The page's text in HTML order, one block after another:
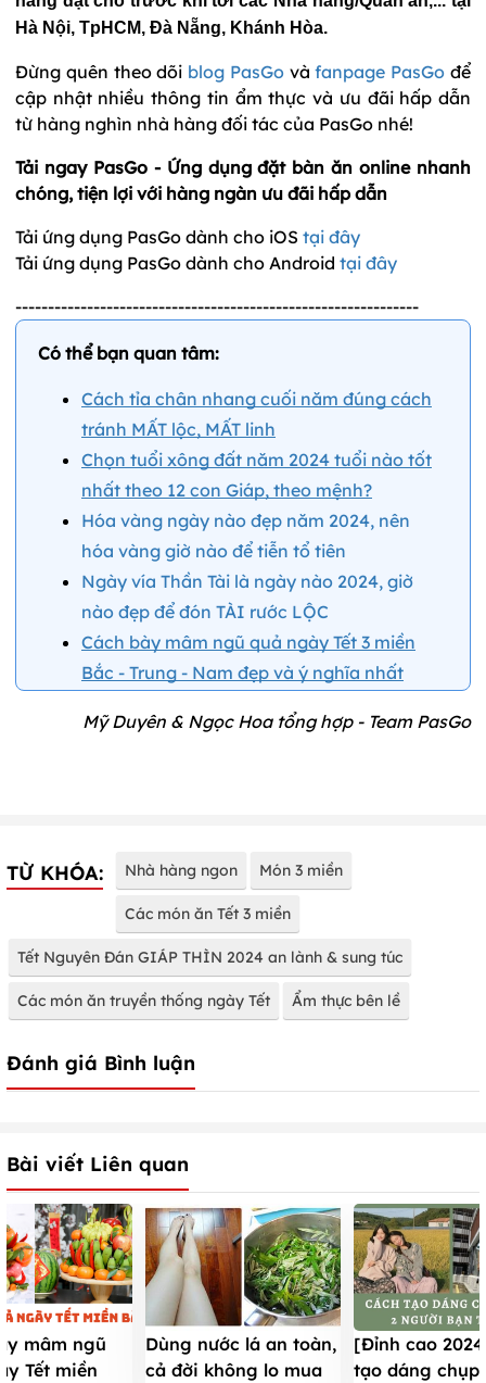
Hà Nội, TpHCM, Đà Nẵng, Khánh Hòa.
Đừng quên theo dõi blog PasGovàfanpage PasGo để
cập nhật nhiều thông tin ẩm thực và ưu đãi hấp dẫn
từ hàng nghìn nhà hàng đối tác của PasGo nhé!
Tải ngay PasGo - Ứng dụng đặt bàn ăn online nhanh
chóng, tiện lợi với hàng ngàn ưu đãi hấp dẫn
Tải ứng dụng PasGo dành cho iOS tại đây
Tải ứng dụng PasGo dành cho Android tại đây
--------------------------------------------------------------
Có thể bạn quan tâm:
Cách tỉa chân nhang cuối năm đúng cách
tránh MẤT lộc, MẤT linh
Chọn tuổi xông đất năm 2024 tuổi nào tốt
nhất theo 12 con Giáp, theo mệnh?
Hóa vàng ngày nào đẹp năm 2024, nên
hóa vàng giờ nào để tiễn tổ tiên
Ngày vía Thần Tài là ngày nào 2024, giờ
nào đẹp để đón TÀI rước LỘC
Cách bày mâm ngũ quả ngày Tết 3 miền
Bắc - Trung - Nam đẹp và ý nghĩa nhất
Mỹ Duyên & Ngọc Hoa tổng hợp - Team PasGo
TỪ KHÓA: Nhà hàng ngon Món 3 miền
Các món ăn Tết 3 miền
Tết Nguyên Đán GIÁP THÌN 2024 an lành & sung túc
Các món ăn truyền thống ngày Tết Ẩm thực bên lề
Đánh giá Bình luận
Bài viết Liên quan
mâm ngũ
Tết miền
Dùng nước lá an toàn,
cả đời không lo mua
[Đỉnh cao
tạo dáng chụp